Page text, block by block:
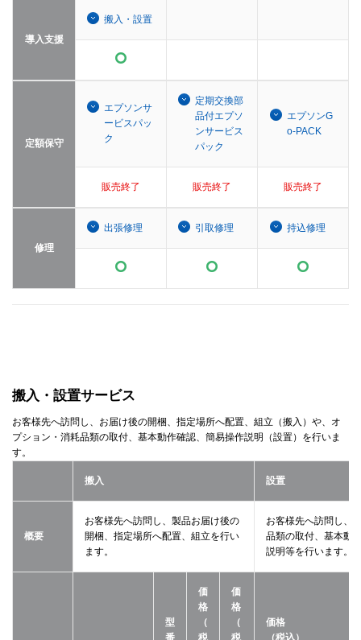
導入支援
搬入・設置
定額保守
エプソンサ
ービスパッ
ク
定期交換部
品付エプソ
ンサービス
パック
エプソンG
o-PACK
販売終了 販売終了 販売終了
修理
出張修理 引取修理 持込修理
搬入・設置サービス
お客様先へ訪問し、お届け後の開梱、指定場所へ配置、組立（搬入）や、オ
プション・消耗品類の取付、基本動作確認、簡易操作説明（設置）を行いま
す。
搬入 設置
概要
お客様先へ訪問し、製品お届け後の
開梱、指定場所へ配置、組立を行い
ます。
お客様先へ訪問し、
品類の取付、基本動
説明等を行います。
型
価
格
（
価
格
（
価格